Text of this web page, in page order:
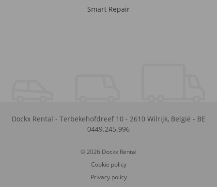
Smart Repair
Dockx Rental - Terbekehofdreef 10 - 2610 Wilrijk, België - BE
0449.245.996
© 2026 Dockx Rental
Cookie policy
Privacy policy